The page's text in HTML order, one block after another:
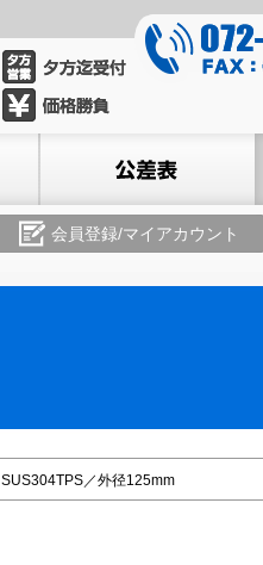
0
7
1
-
9
0
6
1
-
会員登録/マイアカウント
SUS304TPS／外径125mm